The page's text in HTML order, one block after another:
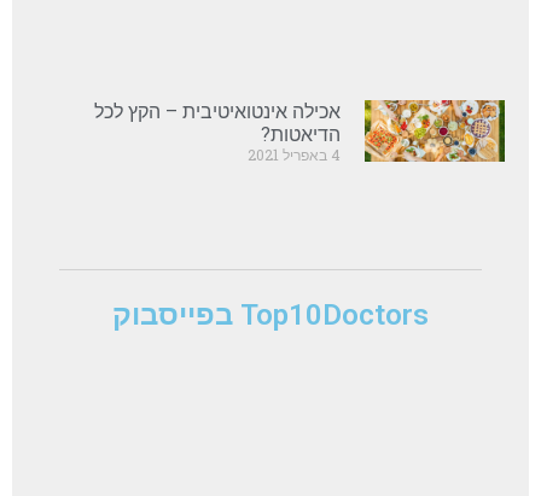
אכילה אינטואיטיבית – הקץ לכל
הדיאטות?
4 באפריל 2021
Top10Doctors בפייסבוק